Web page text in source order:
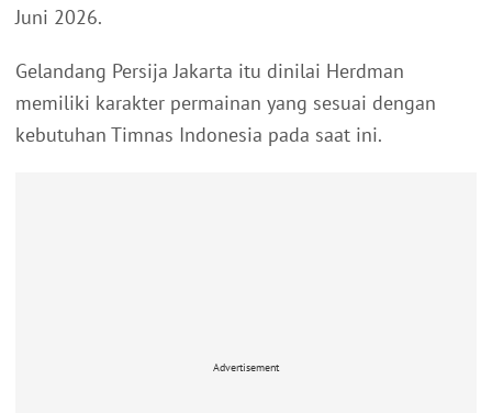
Juni 2026.
Gelandang Persija Jakarta itu dinilai Herdman
memiliki karakter permainan yang sesuai dengan
kebutuhan Timnas Indonesia pada saat ini.
Advertisement